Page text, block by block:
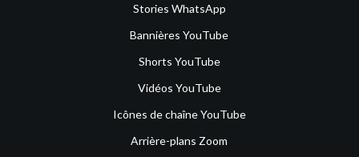
Stories WhatsApp
Bannières YouTube
Shorts YouTube
Vidéos YouTube
Icônes de chaîne YouTube
Arrière-plans Zoom